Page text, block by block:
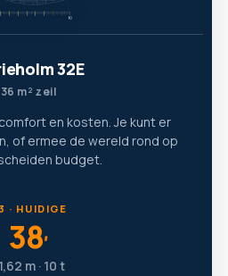
32E
36 m² zeil
en kosten. Je kunt er
of ermee de wereld rond op
budget.
· HUIDIGE
38′
m · 10 t